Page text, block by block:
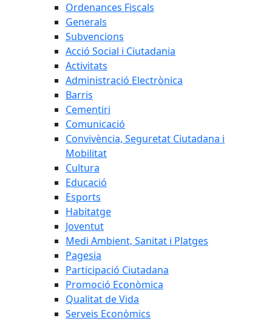
Ordenances Fiscals
Generals
Subvencions
Acció Social i Ciutadania
Activitats
Administració Electrònica
Barris
Cementiri
Comunicació
Convivència, Seguretat Ciutadana i
Mobilitat
Cultura
Educació
Esports
Habitatge
Joventut
Medi Ambient, Sanitat i Platges
Pagesia
Participació Ciutadana
Promoció Econòmica
Qualitat de Vida
Serveis Econòmics